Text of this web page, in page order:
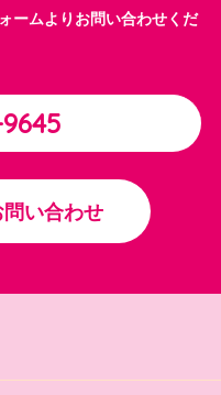
ームよりお問い合わせくだ
い合わせ